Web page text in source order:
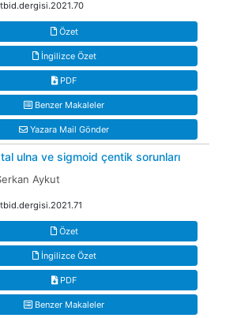
Özet
İngilizce Özet
PDF
Benzer Makaleler
Yazara Mail Gönder
ulna ve sigmoid çentik sorunları
Aykut
Özet
İngilizce Özet
PDF
Benzer Makaleler